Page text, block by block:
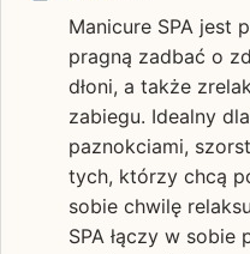
Manicure SPA jest
pragną zadbać o
dłoni, a także
zabiegu. Idealny
paznokciami,
tych, którzy chcą
sobie chwilę
SPA łączy w sobie